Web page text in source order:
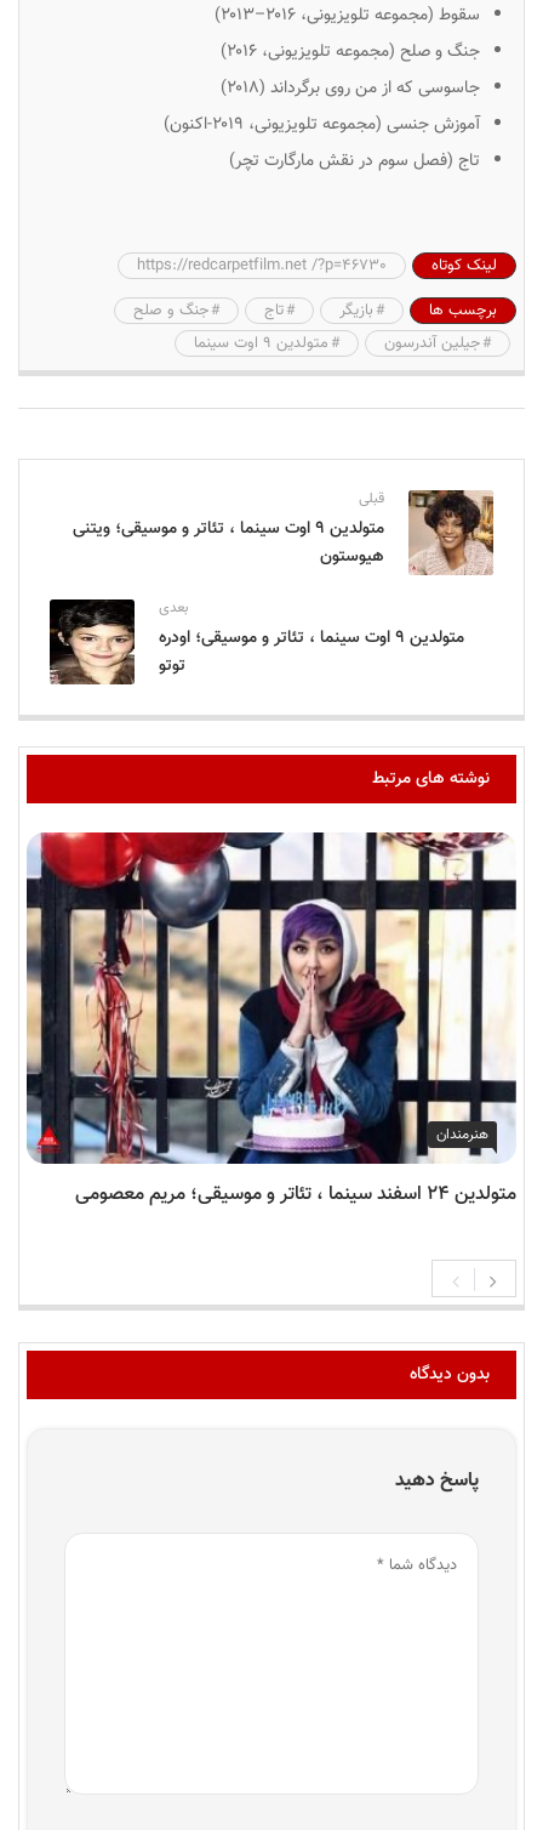
سقوط (مجموعه تلویزیونی، ۲۰۱۶–۲۰۱۳)
جنگ و صلح (مجموعه تلویزیونی، ۲۰۱۶)
جاسوسی که از من روی برگرداند (۲۰۱۸)
آموزش جنسی (مجموعه تلویزیونی، ۲۰۱۹-اکنون)
تاج (فصل سوم در نقش مارگارت تچر)
لینک کوتاه
https://redcarpetfilm.net /?p=46730
برچسب ها
بازیگر تاج
جنگ و صلح
جیلین آندرسون
متولدین 9 اوت سینما
قبلی
متولدین ۹ اوت سینما ، تئاتر و موسیقی؛ ویتنی
هیوستون
بعدی
متولدین ۹ اوت سینما ، تئاتر و موسیقی؛ اودره
توتو
نوشته های مرتبط
هنرمندان
متولدین ۲۴ اسفند سینما ، تئاتر و موسیقی؛ مریم معصومی
بدون دیدگاه
پاسخ دهید